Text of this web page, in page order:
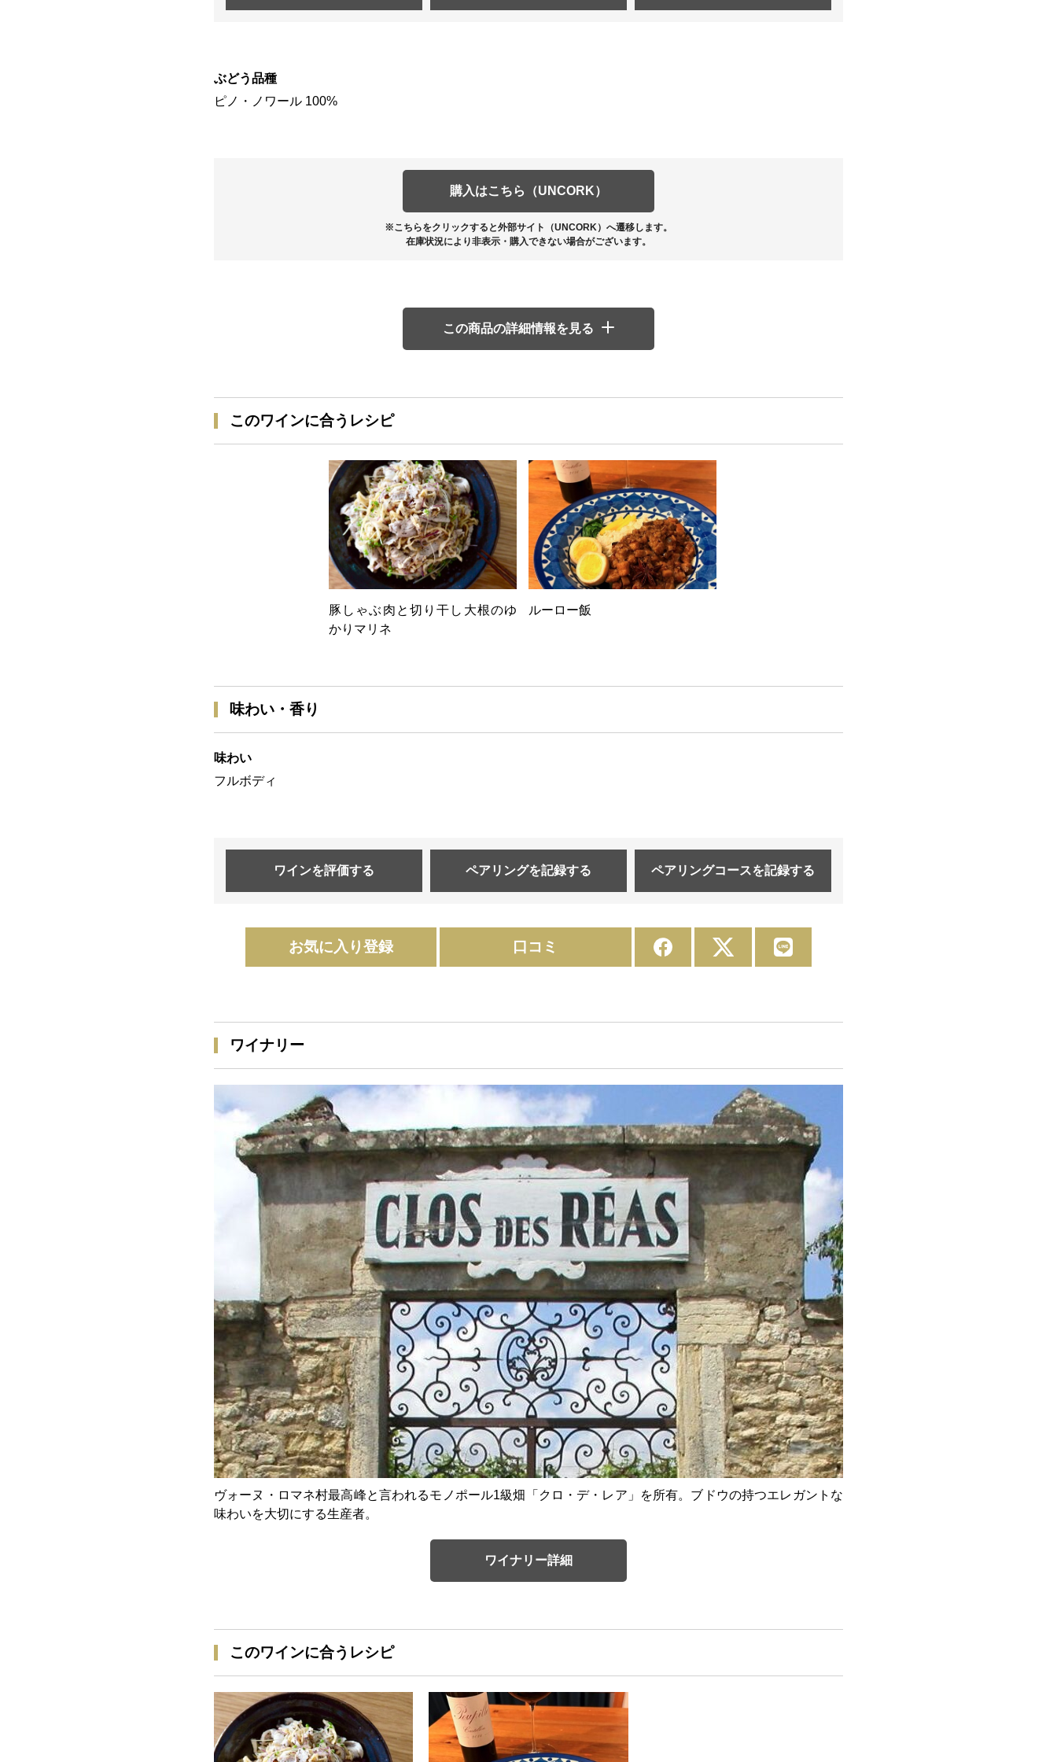
ぶどう品種
ピノ・ノワール 100%
購入はこちら（UNCORK）
※こちらをクリックすると外部サイト（UNCORK）へ遷移します。
在庫状況により非表示・購入できない場合がございます。
この商品の詳細情報を見る
このワインに合うレシピ
豚しゃぶ肉と切り干し大根のゆ
かりマリネ
ルーロー飯
味わい・香り
味わい
フルボディ
ワインを評価する ペアリングを記録する ペアリングコースを記録する
お気に入り登録 口コミ
ワイナリー
ヴォーヌ・ロマネ村最高峰と言われるモノポール1級畑「クロ・デ・レア」を所有。ブドウの持つエレガントな
味わいを大切にする生産者。
ワイナリー詳細
このワインに合うレシピ